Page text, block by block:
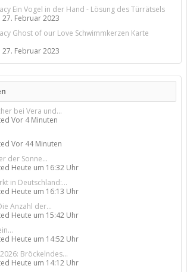
Ein Vogel in der Hand - Lösung des Türrätsels
27. Februar 2023
Ghost of our Love Schwimmkerzen Karte
27. Februar 2023
bei Vera und...
Vor 4 Minuten
Vor 44 Minuten
der Sonne...
Heute um 16:32 Uhr
in Deutschland:...
Heute um 16:13 Uhr
Anzahl der...
Heute um 15:42 Uhr
Heute um 14:52 Uhr
Bröckelndes...
Heute um 14:12 Uhr